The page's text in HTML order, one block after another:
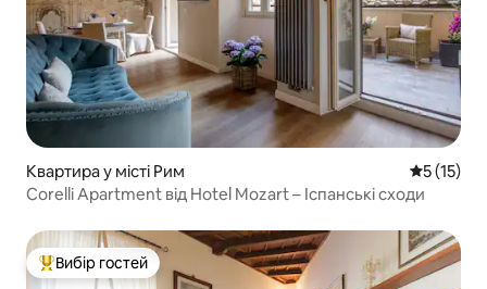
Квартира у місті Рим Середня
5 (15)
Corelli Apartment від Hotel Mozart – Іспанські сходи
Топ вибір гостей
Вибір гостей